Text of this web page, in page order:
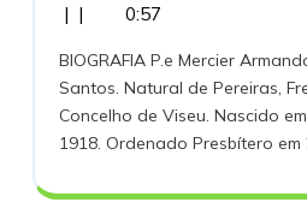
1946
| | 0:57
BIOGRAFIA P.e Mercier Armando Mendes Pereira dos
Santos. Natural de Pereiras,
Concelho de Viseu. Nascido
1918. Ordenado Presbítero em